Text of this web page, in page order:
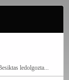
ledolgozta...